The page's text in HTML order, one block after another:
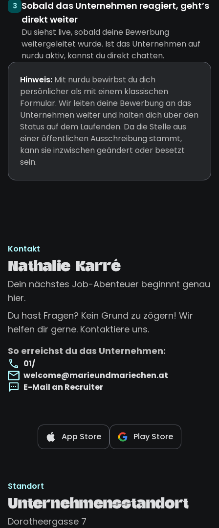
3 Sobald das Unternehmen reagiert, geht’s
direkt weiter
Du siehst live, sobald deine Bewerbung
weitergeleitet wurde. Ist das Unternehmen auf
nurdu aktiv, kannst du direkt chatten.
Hinweis: Mit nurdu bewirbst du dich
persönlicher als mit einem klassischen
Formular. Wir leiten deine Bewerbung an das
Unternehmen weiter und halten dich über den
Status auf dem Laufenden. Da die Stelle aus
einer öffentlichen Ausschreibung stammt,
kann sie inzwischen geändert oder besetzt
sein.
Kontakt
Nathalie Karré
Dein nächstes Job-Abenteuer beginnnt genau
hier.
Du hast Fragen? Kein Grund zu zögern! Wir
helfen dir gerne. Kontaktiere uns.
So erreichst du das Unternehmen:
01/
welcome@marieundmariechen.at
E-Mail an Recruiter
App Store Play Store
Standort
Unternehmensstandort
Dorotheergasse 7